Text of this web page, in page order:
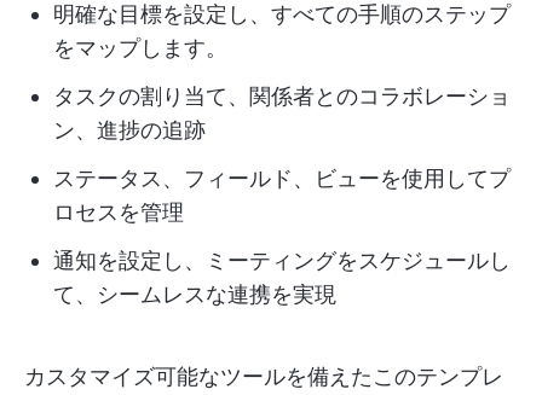
明確な目標を設定し、すべての手順のステップ
をマップします。
タスクの割り当て、関係者とのコラボレーショ
ン、進捗の追跡
ステータス、フィールド、ビューを使用してプ
ロセスを管理
通知を設定し、ミーティングをスケジュールし
て、シームレスな連携を実現
カスタマイズ可能なツールを備えたこのテンプレ